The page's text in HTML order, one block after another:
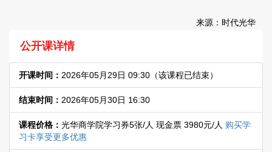
来源：时代光华
公开课详情
开课时间： 2026年05月29日 09:30 （该课程已结束）
结束时间： 2026年05月30日 16:30
课程价格： 光华商学院学习券5张/人 现金票 3980元/人 购买学
习卡享受更多优惠